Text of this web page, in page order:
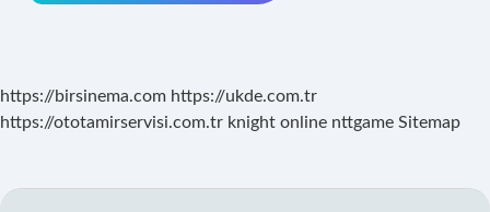
https://birsinema.com https://ukde.com.tr
https://ototamirservisi.com.tr knight online nttgame Sitemap